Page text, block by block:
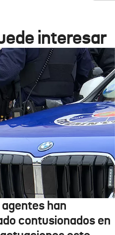
interesar
han
contusionados en